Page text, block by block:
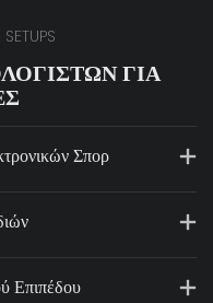
ΓΙΑ
Σπορ
Επιπέδου